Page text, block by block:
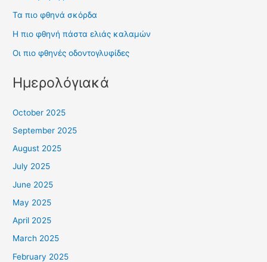
Τα πιο φθηνά σκόρδα
Η πιο φθηνή πάστα ελιάς καλαμών
Οι πιο φθηνές οδοντογλυφίδες
Ημερολόγιακά
October 2025
September 2025
August 2025
July 2025
June 2025
May 2025
April 2025
March 2025
February 2025